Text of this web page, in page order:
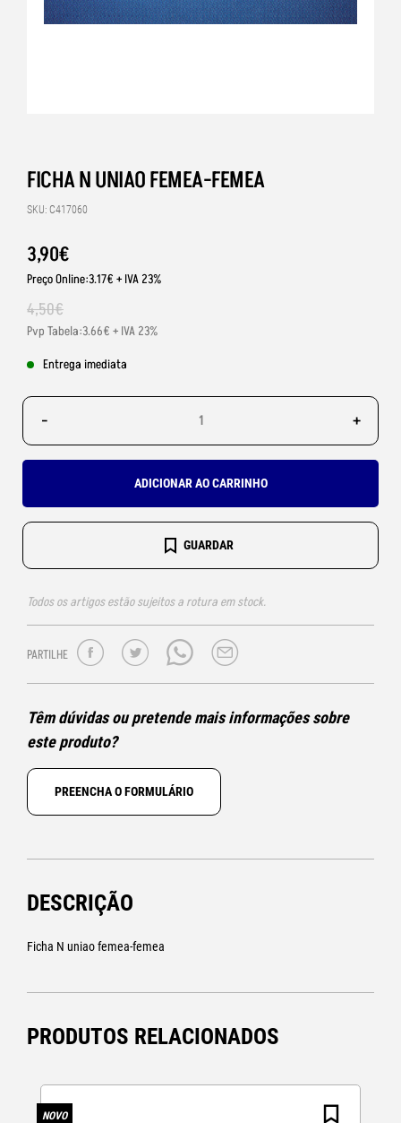
FICHA N UNIAO FEMEA-FEMEA
SKU: C417060
3,90€
Preço Online:3.17€ + IVA 23%
4,50€
Pvp Tabela:3.66€ + IVA 23%
Entrega imediata
- +
ADICIONAR AO CARRINHO
GUARDAR
Todos os artigos estão sujeitos a rotura em stock.
PARTILHE
Têm dúvidas ou pretende mais informações sobre
este produto?
PREENCHA O FORMULÁRIO
DESCRIÇÃO
Ficha N uniao femea-femea
PRODUTOS RELACIONADOS
NOVO